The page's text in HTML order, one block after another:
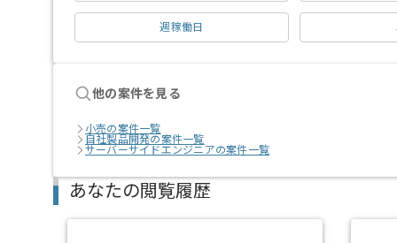
週稼働日
他の案件を見る
小売の案件一覧
自社製品開発の案件一覧
サーバーサイドエンジニアの案件一覧
あなたの閲覧履歴